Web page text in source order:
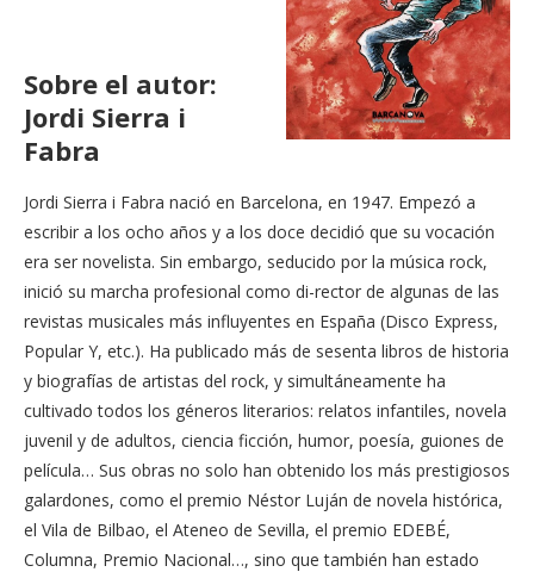
Sobre el autor:
Jordi Sierra i
Fabra
Jordi Sierra i Fabra nació en Barcelona, en 1947. Empezó a
escribir a los ocho años y a los doce decidió que su vocación
era ser novelista. Sin embargo, seducido por la música rock,
inició su marcha profesional como di-rector de algunas de las
revistas musicales más influyentes en España (Disco Express,
Popular Y, etc.). Ha publicado más de sesenta libros de historia
y biografías de artistas del rock, y simultáneamente ha
cultivado todos los géneros literarios: relatos infantiles, novela
juvenil y de adultos, ciencia ficción, humor, poesía, guiones de
película… Sus obras no solo han obtenido los más prestigiosos
galardones, como el premio Néstor Luján de novela histórica,
el Vila de Bilbao, el Ateneo de Sevilla, el premio EDEBÉ,
Columna, Premio Nacional…, sino que también han estado